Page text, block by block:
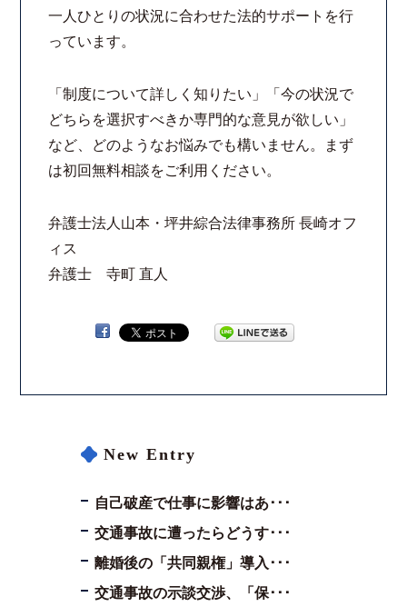
一人ひとりの状況に合わせた法的サポートを行
っています。
「制度について詳しく知りたい」「今の状況で
どちらを選択すべきか専門的な意見が欲しい」
など、どのようなお悩みでも構いません。まず
は初回無料相談をご利用ください。
弁護士法人山本・坪井綜合法律事務所 長崎オフ
ィス
弁護士 寺町 直人
New Entry
自己破産で仕事に影響はあ･･･
交通事故に遭ったらどうす･･･
離婚後の「共同親権」導入･･･
交通事故の示談交渉、「保･･･